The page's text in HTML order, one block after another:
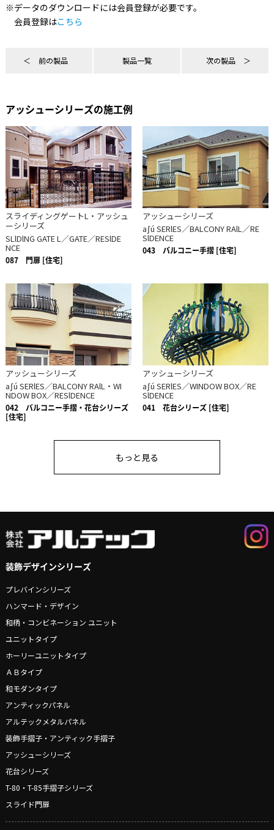
※データのダウンロードには会員登録が必要です。
会員登録はこちら
前の製品 製品一覧 次の製品
アッシューシリーズの施工例
スライディングゲートL・アッシュ
ーシリーズ
SLlDlNG GATE L／GATE／RESlDE
NCE
087 門扉 [住宅]
アッシューシリーズ
aʃú SERlES／BALCONY RAlL／RE
SlDENCE
043 バルコニー手摺 [住宅]
アッシューシリーズ
aʃú SERlES／BALCONY RAlL・WI
NDOW BOX／RESlDENCE
042
バルコニー手摺・花台シリーズ
[住宅]
アッシューシリーズ
aʃú SERlES／WINDOW BOX／RE
SlDENCE
041 花台シリーズ [住宅]
もっと見る
装飾デザインシリーズ
プレバインシリーズ
ハンマード・デザイン
和柄・コンビネーション ユニット
ユニットタイプ
ホーリーユニットタイプ
ＡＢタイプ
和モダンタイプ
アンティックパネル
アルテックメタルパネル
装飾手摺子・アンティック手摺子
アッシューシリーズ
花台シリーズ
T-80・T-85手摺子シリーズ
スライド門扉